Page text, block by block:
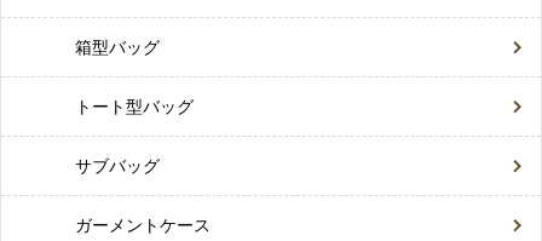
箱型バッグ
トート型バッグ
サブバッグ
ガーメントケース